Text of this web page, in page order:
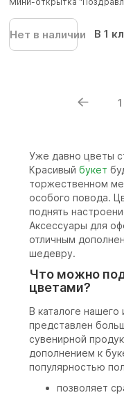
Нет в наличии В 1
1
Уже давно цветы
Красивый букет
торжественном
особого повода.
поднять
Аксессуары для
отличным
шедевру.
Что можно
цветами?
В каталоге нашего
представлен
сувенирной
дополнением к
популярностью
позволяет